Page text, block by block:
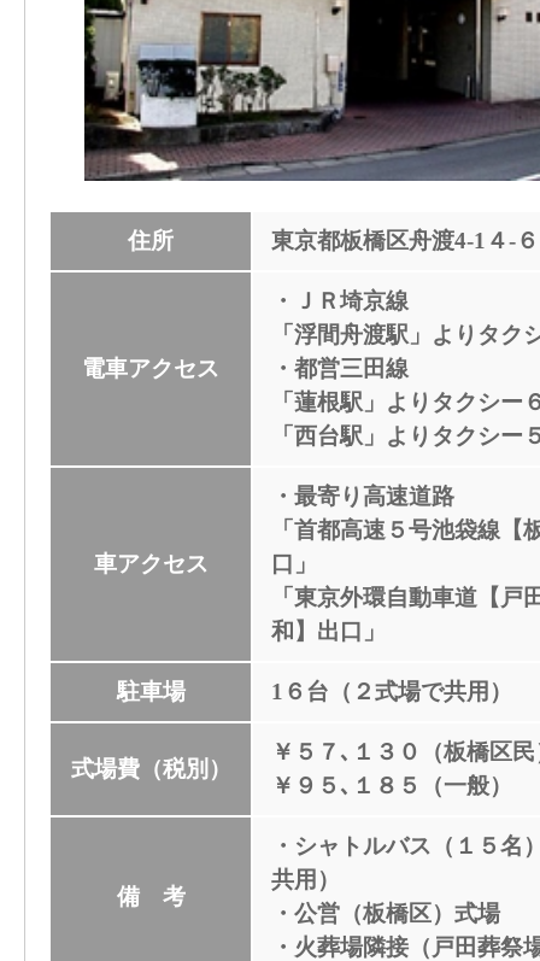
住所 東京都板橋区舟渡4-1４-６
電車アクセス
・ＪＲ埼京線
「浮間舟渡駅」よりタク
・都営三田線
「蓮根駅」よりタクシー
「西台駅」よりタクシー
車アクセス
・最寄り高速道路
「首都高速５号池袋線【
口」
「東京外環自動車道【戸
和】出口」
駐車場 1６台（２式場で共用）
式場費（税別）
￥５７､１３０（板橋区
￥９５､１８５（一般）
備 考
・シャトルバス（１５名
共用）
・公営（板橋区）式場
・火葬場隣接（戸田葬祭